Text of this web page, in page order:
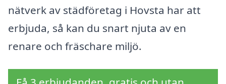
nätverk av städföretag i Hovsta har att
erbjuda, så kan du snart njuta av en
renare och fräschare miljö.